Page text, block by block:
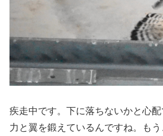
疾走中です。下に落ちないかと心
力と翼を鍛えているんですね。も